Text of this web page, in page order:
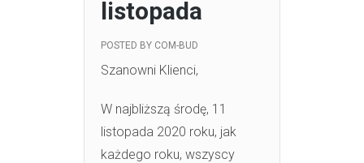
listopada
POSTED BY COM-BUD
Szanowni Klienci,
W najbliższą środę, 11
listopada 2020 roku, jak
każdego roku, wszyscy